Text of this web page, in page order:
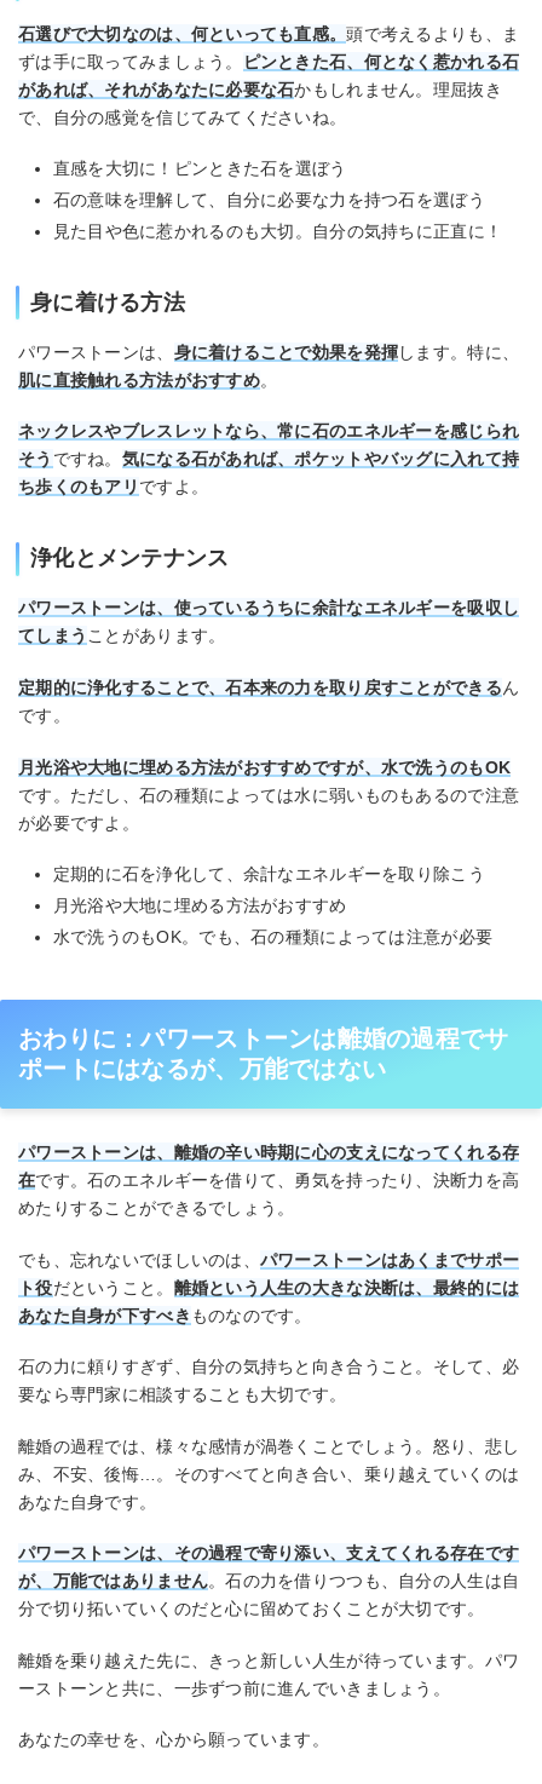
石選びで大切なのは、何といっても直感。頭で考えるよりも、ま
ずは手に取ってみましょう。
ピンときた石、何となく惹かれる石
があれば、それがあなたに必要な石かもしれません。理屈抜き
で、自分の感覚を信じてみてくださいね。
直感を大切に！ピンときた石を選ぼう
石の意味を理解して、自分に必要な力を持つ石を選ぼう
見た目や色に惹かれるのも大切。自分の気持ちに正直に！
身に着ける方法
パワーストーンは、 身に着けることで効果を発揮します。特に、
肌に直接触れる方法がおすすめ。
ネックレスやブレスレットなら、常に石のエネルギーを感じられ
そう ですね。 気になる石があれば、ポケットやバッグに入れて持
ち歩くのもアリ ですよ。
浄化とメンテナンス
パワーストーンは、使っているうちに余計なエネルギーを吸収し
てしまう ことがあります。
定期的に浄化することで、石本来の力を取り戻すことができるん
です。
月光浴や大地に埋める方法がおすすめですが、水で洗うのもOK
です。ただし、石の種類によっては水に弱いものもあるので注意
が必要ですよ。
定期的に石を浄化して、余計なエネルギーを取り除こう
月光浴や大地に埋める方法がおすすめ
水で洗うのもOK。でも、石の種類によっては注意が必要
おわりに：パワーストーンは離婚の過程でサ
ポートにはなるが、万能ではない
パワーストーンは、離婚の辛い時期に心の支えになってくれる存
在です。石のエネルギーを借りて、勇気を持ったり、決断力を高
めたりすることができるでしょう。
でも、忘れないでほしいのは、 パワーストーンはあくまでサポー
ト役だということ。 離婚という人生の大きな決断は、最終的には
あなた自身が下すべき ものなのです。
石の力に頼りすぎず、自分の気持ちと向き合うこと。そして、必
要なら専門家に相談することも大切です。
離婚の過程では、様々な感情が渦巻くことでしょう。怒り、悲し
み、不安、後悔…。そのすべてと向き合い、乗り越えていくのは
あなた自身です。
パワーストーンは、その過程で寄り添い、支えてくれる存在です
が、万能ではありません。石の力を借りつつも、自分の人生は自
分で切り拓いていくのだと心に留めておくことが大切です。
離婚を乗り越えた先に、きっと新しい人生が待っています。パワ
ーストーンと共に、一歩ずつ前に進んでいきましょう。
あなたの幸せを、心から願っています。